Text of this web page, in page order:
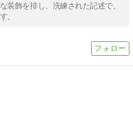
装飾を排し、洗練された記述で、
。